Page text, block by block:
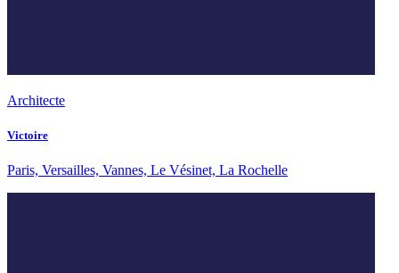
Architecte
Victoire
Paris, Versailles, Vannes, Le Vésinet, La Rochelle